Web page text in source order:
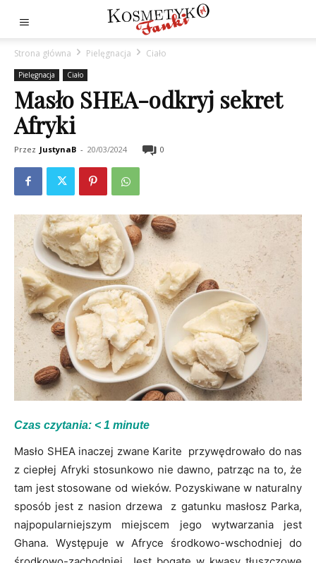
Strona główna Pielęgnacja Ciało
Pielęgnacja Ciało
Masło SHEA-odkryj sekret
Afryki
Przez JustynaB - 20/03/2024 0
Czas czytania: < 1 minute
Masło SHEA inaczej zwane Karite przywędrowało do nas
z ciepłej Afryki stosunkowo nie dawno, patrząc na to, że
tam jest stosowane od wieków. Pozyskiwane w naturalny
sposób jest z nasion drzewa z gatunku masłosz Parka,
najpopularniejszym miejscem jego wytwarzania jest
Ghana. Występuje w Afryce środkowo-wschodniej do